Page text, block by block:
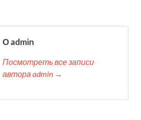
О admin
Посмотреть все записи
автора admin →